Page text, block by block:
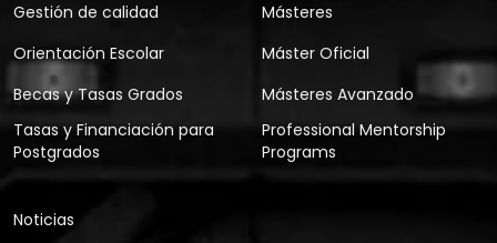
Gestión de calidad
Orientación Escolar
Becas y Tasas Grados
Tasas y Financiación para
Postgrados
Másteres
Máster Oficial
Másteres Avanzado
Professional Mentorship
Programs
Noticias